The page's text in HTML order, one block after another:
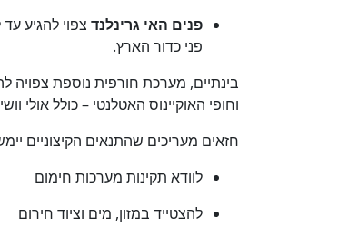
פנים האי גרינלנד
פני כדור הארץ.
בינתיים, מערכת חורפית נוספת צפויה
וחופי האוקיינוס האטלנטי – כולל אולי
חזאים מעריכים שהתנאים הקיצוניים
לוודא תקינות מערכות חימום
להצטייד במזון, מים וציוד חירום